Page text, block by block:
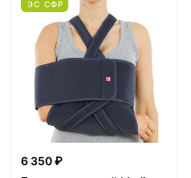
ЭС СФР
6 350 ₽